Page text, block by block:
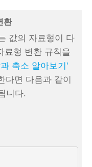
환
값의 자료형이 다
료형 변환 규칙을
축소 알아보기'
다면 다음과 같이
니다.